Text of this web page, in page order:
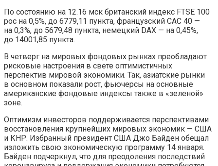
По состоянию на 12.16 мск британский индекс FTSE 100
рос на 0,5%, до 6779,11 пункта, французский CAC 40 —
на 0,3%, до 5679,48 пункта, немецкий DAX — на 0,45%,
до 14001,85 пункта.
В четверг на мировых фондовых рынках преобладают
рисковые настроения в свете оптимистичных
перспектив мировой экономики. Так, азиатские рынки
в основном показали рост, фьючерсы на основные
американские фондовые индексы также в «зеленой»
зоне.
Оптимизм инвесторов поддерживается перспективами
восстановления крупнейших мировых экономик — США
и КНР. Избранный президент США Джо Байден обещал
изложить свою экономическую программу 14 января.
Байден подчеркнул, что для преодоления последствий